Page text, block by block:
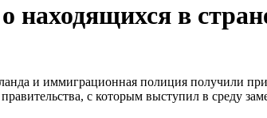
находящихся в
и иммиграционная полиция получили
с которым выступил в среду